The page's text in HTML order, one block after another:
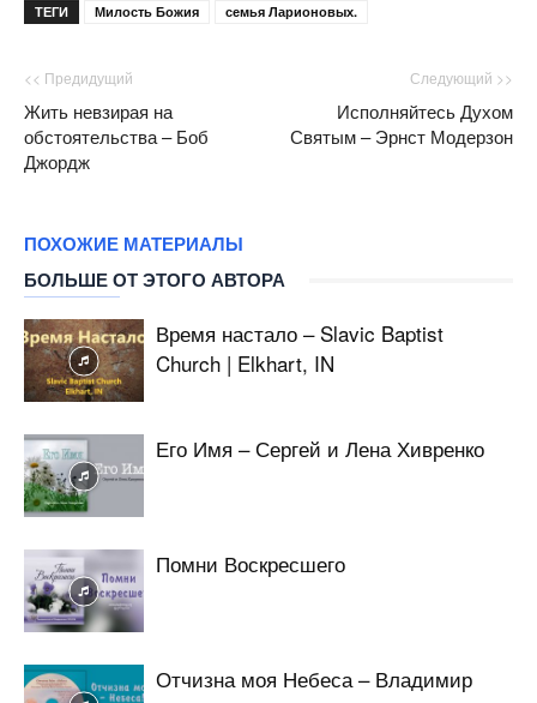
ТЕГИ Милость Божия семья Ларионовых.
<< Предидущий
Жить невзирая на
обстоятельства – Боб
Джордж
Следующий >>
Исполняйтесь Духом
Святым – Эрнст Модерзон
ПОХОЖИЕ МАТЕРИАЛЫ
БОЛЬШЕ ОТ ЭТОГО АВТОРА
Время настало – Slavic Baptist
Church | Elkhart, IN
Его Имя – Сергей и Лена Хивренко
Помни Воскресшего
Отчизна моя Небеса – Владимир